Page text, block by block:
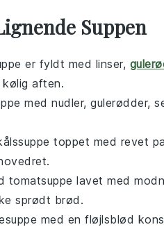
Suppen
er fyldt med linser,
aften.
med nudler, gulerødder,
toppet med revet
tomatsuppe lavet med
sprødt brød.
med en fløjlsblød